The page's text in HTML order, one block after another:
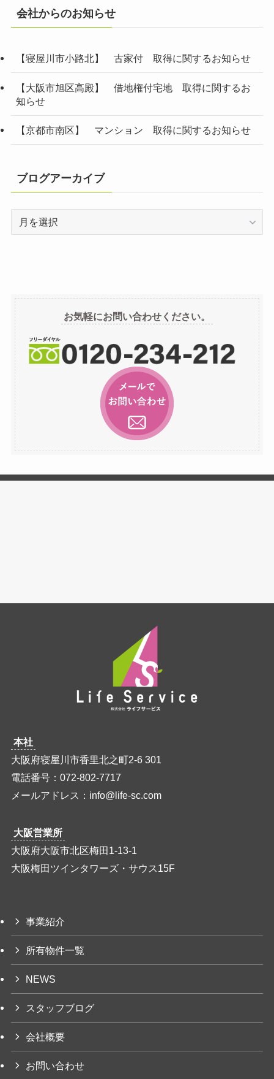
会社からのお知らせ
【寝屋川市小路北】 古家付 取得に関するお知らせ
【大阪市旭区高殿】 借地権付宅地 取得に関するお
知らせ
【京都市南区】 マンション 取得に関するお知らせ
ブログアーカイブ
イ
ブ
お気軽にお問い合わせください。
本社
大阪府寝屋川市香里北之町2-6 301
電話番号：072-802-7717
メールアドレス：info@life-sc.com
大阪営業所
大阪府大阪市北区梅田1-13-1
大阪梅田ツインタワーズ・サウス15F
事業紹介
所有物件一覧
NEWS
スタッフブログ
会社概要
お問い合わせ